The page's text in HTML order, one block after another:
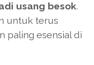
usang besok.
untuk terus
paling esensial di